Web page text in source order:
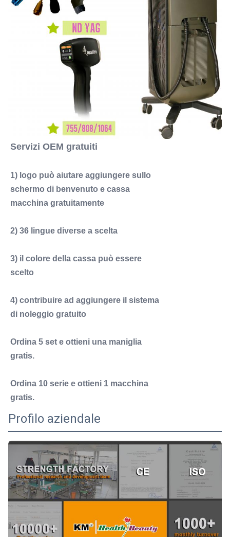
Servizi OEM gratuiti
1) logo può aiutare aggiungere sullo
schermo di benvenuto e cassa
macchina gratuitamente
2) 36 lingue diverse a scelta
3) il colore della cassa può essere
scelto
4) contribuire ad aggiungere il sistema
di noleggio gratuito
Ordina 5 set e ottieni una maniglia
gratis.
Ordina 10 serie e ottieni 1 macchina
gratis.
Profilo aziendale